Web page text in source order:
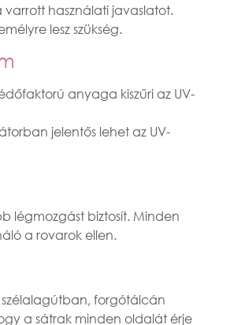
varrott használati javaslatot.
lesz szükség.
anyaga kiszűri az UV-
jelentős lehet az UV-
légmozgást biztosít. Minden
a rovarok ellen.
forgótálcán
a sátrak minden oldalát érje